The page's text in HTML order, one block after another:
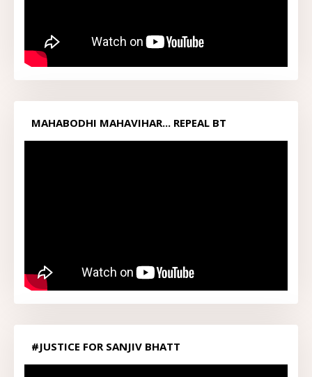
MAHABODHI MAHAVIHAR... REPEAL BT
ACT1949...
#JUSTICE FOR SANJIV BHATT